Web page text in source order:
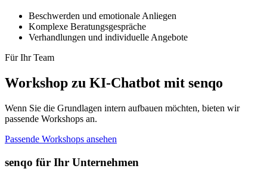
Beschwerden und emotionale Anliegen
Komplexe Beratungsgespräche
Verhandlungen und individuelle Angebote
Für Ihr Team
Workshop zu KI-Chatbot mit senqo
Wenn Sie die Grundlagen intern aufbauen möchten, bieten wir
passende Workshops an.
Passende Workshops ansehen
senqo für Ihr Unternehmen